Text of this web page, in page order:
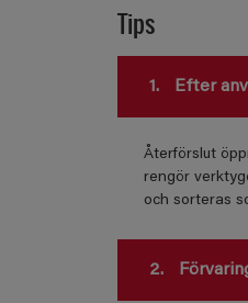
Tips
1. Efter
Återförslut
rengör
och sorteras
2.